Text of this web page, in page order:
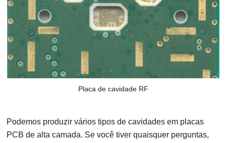
Placa de cavidade RF
Podemos produzir vários tipos de cavidades em placas
PCB de alta camada. Se você tiver quaisquer perguntas,